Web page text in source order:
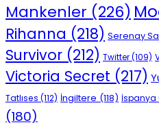
Mankenler (226)
Rihanna (218) Serenay
Survivor (212) Twitter(109)
Victoria Secret (217)
Tatlıses (112) İngiltere (118) İspanya
(180)